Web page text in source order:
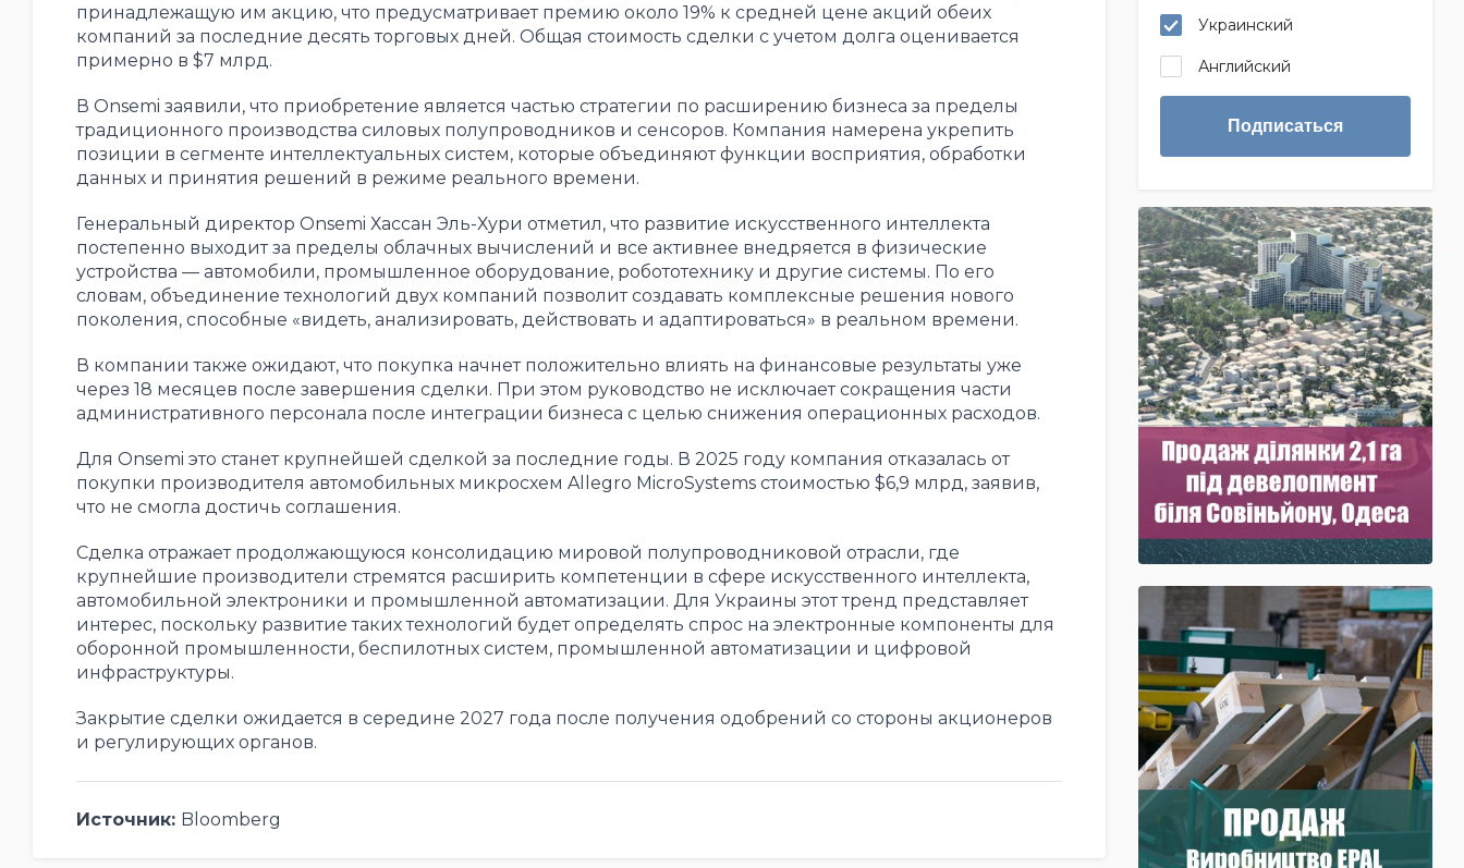
принадлежащую им акцию, что предусматривает премию около 19% к средней цене акций обеих
компаний за последние десять торговых дней. Общая стоимость сделки с учетом долга оценивается
примерно в $7 млрд.
В Onsemi заявили, что приобретение является частью стратегии по расширению бизнеса за пределы
традиционного производства силовых полупроводников и сенсоров. Компания намерена укрепить
позиции в сегменте интеллектуальных систем, которые объединяют функции восприятия, обработки
данных и принятия решений в режиме реального времени.
Генеральный директор Onsemi Хассан Эль-Хури отметил, что развитие искусственного интеллекта
постепенно выходит за пределы облачных вычислений и все активнее внедряется в физические
устройства — автомобили, промышленное оборудование, робототехнику и другие системы. По его
словам, объединение технологий двух компаний позволит создавать комплексные решения нового
поколения, способные «видеть, анализировать, действовать и адаптироваться» в реальном времени.
В компании также ожидают, что покупка начнет положительно влиять на финансовые результаты уже
через 18 месяцев после завершения сделки. При этом руководство не исключает сокращения части
административного персонала после интеграции бизнеса с целью снижения операционных расходов.
Для Onsemi это станет крупнейшей сделкой за последние годы. В 2025 году компания отказалась от
покупки производителя автомобильных микросхем Allegro MicroSystems стоимостью $6,9 млрд, заявив,
что не смогла достичь соглашения.
Сделка отражает продолжающуюся консолидацию мировой полупроводниковой отрасли, где
крупнейшие производители стремятся расширить компетенции в сфере искусственного интеллекта,
автомобильной электроники и промышленной автоматизации. Для Украины этот тренд представляет
интерес, поскольку развитие таких технологий будет определять спрос на электронные компоненты для
оборонной промышленности, беспилотных систем, промышленной автоматизации и цифровой
инфраструктуры.
Закрытие сделки ожидается в середине 2027 года после получения одобрений со стороны акционеров
и регулирующих органов.
Источник: Bloomberg
Украинский
Английский
Подписаться